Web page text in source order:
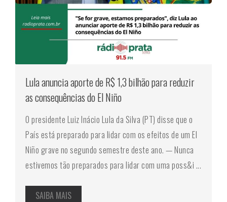
Lula anuncia aporte de R$ 1,3 bilhão para reduzir
as consequências do El Niño
O presidente Luiz Inácio Lula da Silva (PT) disse que o
País está preparado para lidar com os efeitos de um El
Niño grave no segundo semestre deste ano. — Nunca
estivemos tão preparados para lidar com uma poss&i ...
SAIBA MAIS